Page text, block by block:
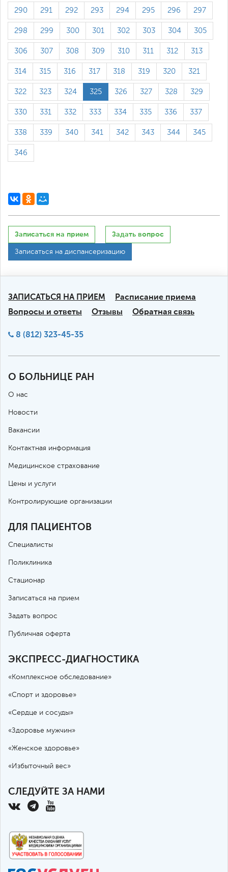
290 291 292 293 294 295 296 297
298 299 300 301 302 303 304 305
306 307 308 309 310 311 312 313
314 315 316 317 318 319 320 321
322 323 324 325 326 327 328 329
330 331 332 333 334 335 336 337
338 339 340 341 342 343 344 345
346
Записаться на прием Задать вопрос
Записаться на диспансеризацию
ЗАПИСАТЬСЯ НА ПРИЕМ
Расписание приема
Вопросы и ответы
Отзывы Обратная связь
8 (812) 323-45-35
О БОЛЬНИЦЕ РАН
О нас
Новости
Вакансии
Контактная информация
Медицинское страхование
Цены и услуги
Контролирующие организации
ДЛЯ ПАЦИЕНТОВ
Специалисты
Поликлиника
Стационар
Записаться на прием
Задать вопрос
Публичная оферта
ЭКСПРЕСС-ДИАГНОСТИКА
«Комплексное обследование»
«Спорт и здоровье»
«Сердце и сосуды»
«Здоровье мужчин»
«Женское здоровье»
«Избыточный вес»
СЛЕДУЙТЕ ЗА НАМИ